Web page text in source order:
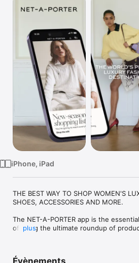
Mac
Watch
TV
iPhone, iPad
THE BEST WAY TO SHOP WOMEN'S
SHOES, ACCESSORIES AND MORE.
The NET-A-PORTER app is the
offering the ultimate roundup of
ENJOY OUR EXPERT CURATION
plus